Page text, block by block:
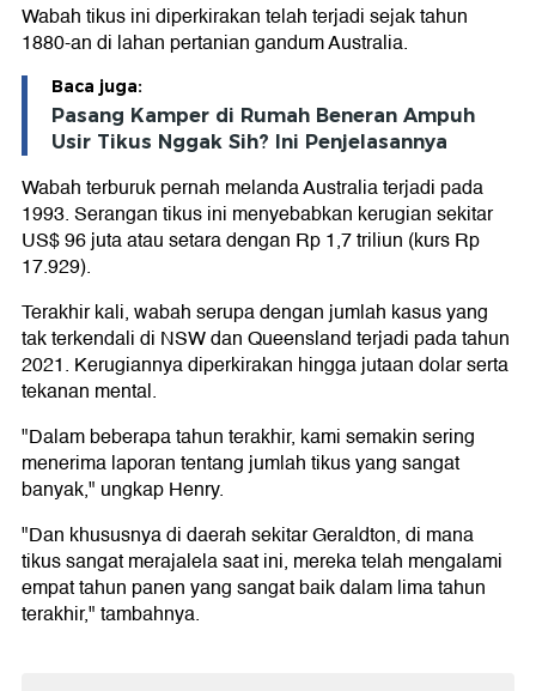
Wabah tikus ini diperkirakan telah terjadi sejak tahun
1880-an di lahan pertanian gandum Australia.
Baca juga:
Pasang Kamper di Rumah Beneran Ampuh
Usir Tikus Nggak Sih? Ini Penjelasannya
Wabah terburuk pernah melanda Australia terjadi pada
1993. Serangan tikus ini menyebabkan kerugian sekitar
US$ 96 juta atau setara dengan Rp 1,7 triliun (kurs Rp
17.929).
Terakhir kali, wabah serupa dengan jumlah kasus yang
tak terkendali di NSW dan Queensland terjadi pada tahun
2021. Kerugiannya diperkirakan hingga jutaan dolar serta
tekanan mental.
"Dalam beberapa tahun terakhir, kami semakin sering
menerima laporan tentang jumlah tikus yang sangat
banyak," ungkap Henry.
"Dan khususnya di daerah sekitar Geraldton, di mana
tikus sangat merajalela saat ini, mereka telah mengalami
empat tahun panen yang sangat baik dalam lima tahun
terakhir," tambahnya.